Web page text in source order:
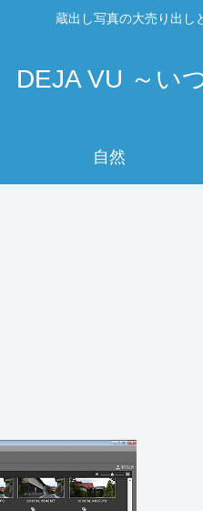
蔵出し写真の大売り出し
DEJA VU ～い
自然